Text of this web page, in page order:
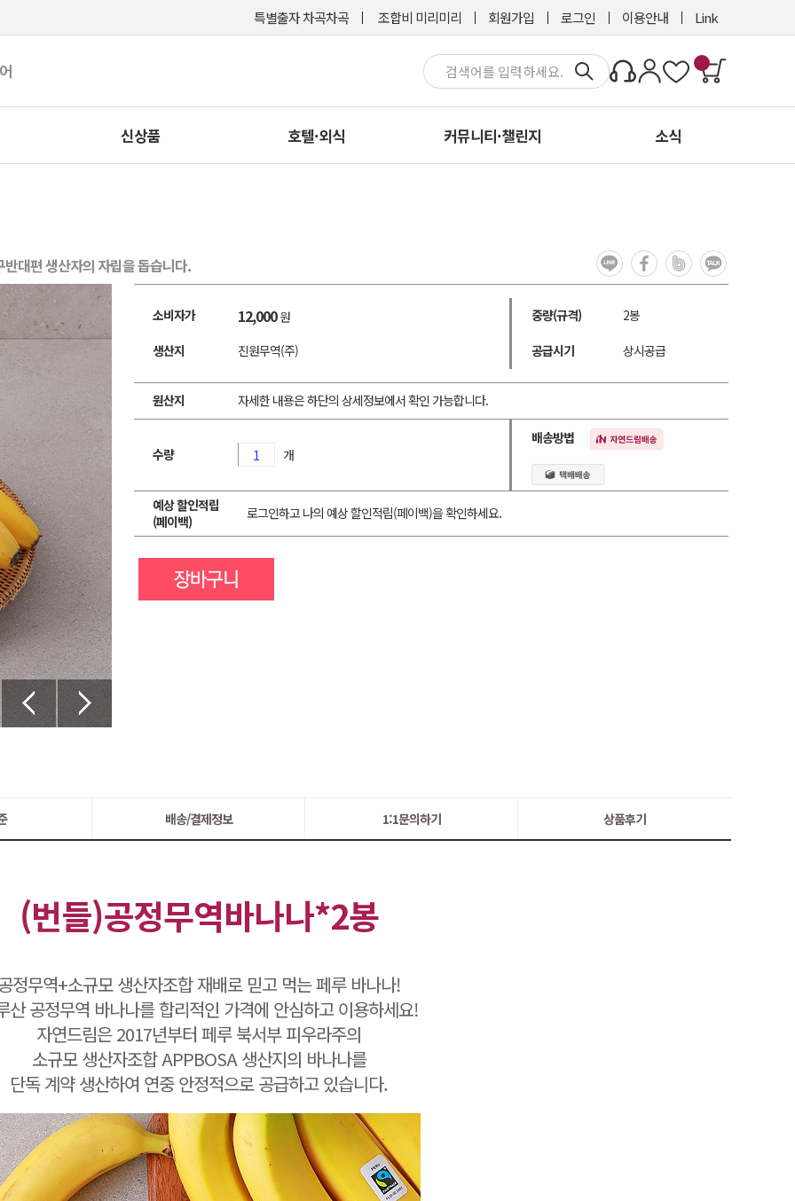
특별출자 차곡차곡 조합비 미리미리 회원가입 로그인 이용안내 Link
신상품 호텔·외식 커뮤니티·챌린지 소식
대편 생산자의 자립을 돕습니다.
소비자가 12,000원 중량(규격)
2봉
생산지
진원무역(주) 공급시기 상시공급
원산지 자세한 내용은 하단의 상세정보에서 확인 가능합니다.
수량 개
배송방법
예상 할인적립
(페이백)
로그인하고 나의 예상 할인적립(페이백)을 확인하세요.
배송/결제정보 1:1문의하기 상품후기
(번들)공정무역바나나*2봉
정무역+소규모 생산자조합 재배로 믿고 먹는 페루 바나나!
산 공정무역 바나나를 합리적인 가격에 안심하고 이용하세요!
자연드림은 2017년부터 페루 북서부 피우라주의
소규모 생산자조합 APPBOSA 생산지의 바나나를
단독 계약 생산하여 연중 안정적으로 공급하고 있습니다.